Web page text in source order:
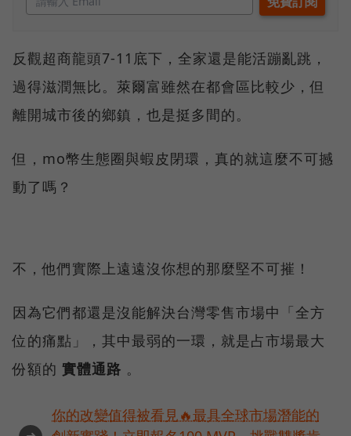
反觀超商龍頭7-11底下，全家還是能活蹦亂跳，
過得滋潤無比。萊爾富雖然在都會區比較少，但
離開城市後的鄉鎮，也是挺多間的。
但，mo幣生態圈與蝦皮閉環，真的就這麼不可撼
動了嗎？
不，他們實際上遠遠沒你想的那麼堅不可摧！
因為它們都還是沒能解決台灣零售市場中「全方
位的痛點」，其中最弱的一環，就是占市場最大
份額的 實體通路 。
你的改變值得被看見🔥最具全球市場潛能的